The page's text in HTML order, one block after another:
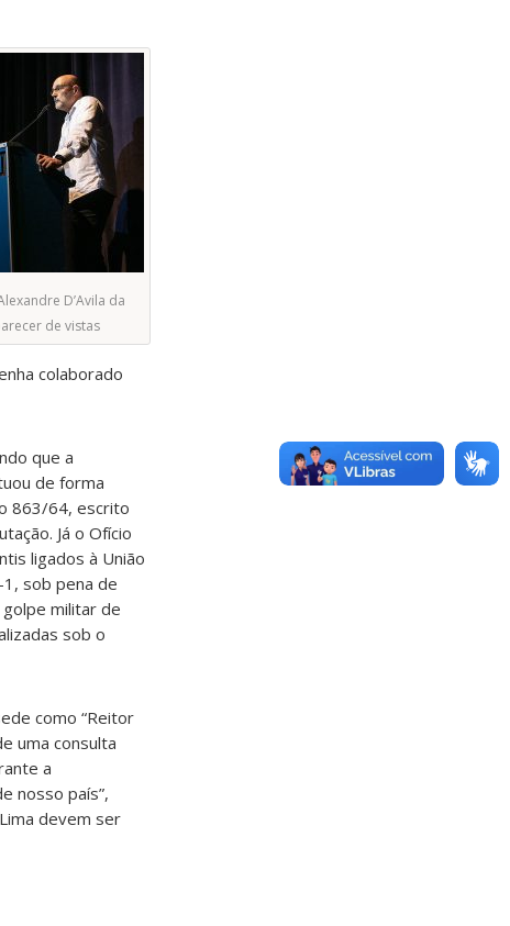
D’Avila da
de vistas
colaborado
que a
de forma
863/64, escrito
Já o Ofício
ligados à União
sob pena de
militar de
sob o
como “Reitor
uma consulta
a
nosso país”,
devem ser